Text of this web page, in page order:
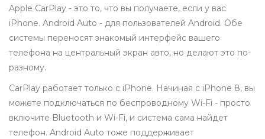
Apple CarPlay - это то, что вы получаете, если у вас
iPhone. Android Auto - для пользователей Android. Обе
системы переносят знакомый интерфейс вашего
телефона на центральный экран авто, но делают это по-
разному.
CarPlay работает только с iPhone. Начиная с iPhone 8, вы
можете подключаться по беспроводному Wi-Fi - просто
включите Bluetooth и Wi-Fi, и система сама найдет
телефон. Android Auto тоже поддерживает